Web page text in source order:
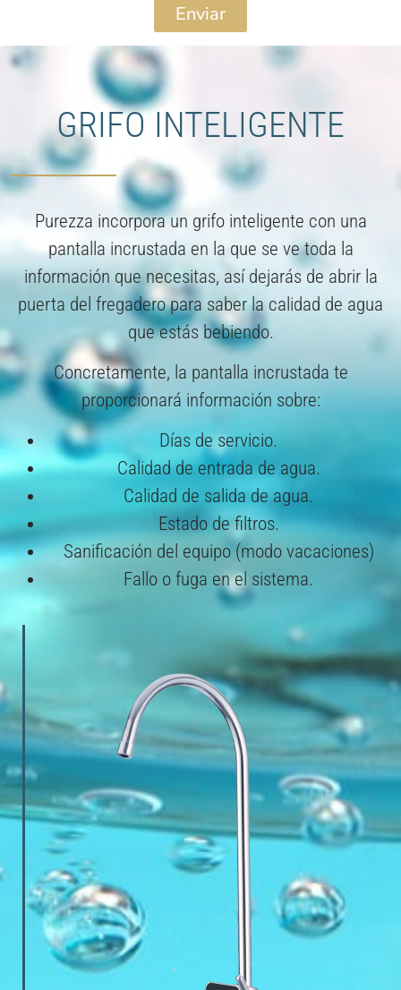
Enviar
GRIFO INTELIGENTE​
Purezza incorpora un grifo inteligente con una
pantalla incrustada en la que se ve toda la
información que necesitas, así dejarás de abrir la
puerta del fregadero para saber la calidad de agua
que estás bebiendo.
Concretamente, la pantalla incrustada te
proporcionará información sobre:
Días de servicio.
Calidad de entrada de agua.
Calidad de salida de agua.
Estado de filtros.
Sanificación del equipo (modo vacaciones)
Fallo o fuga en el sistema.